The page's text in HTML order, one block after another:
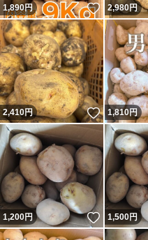
1,890円 いいね！
2,980円
2,410円 いいね！
1,810円
1,200円 いいね！
1,500円